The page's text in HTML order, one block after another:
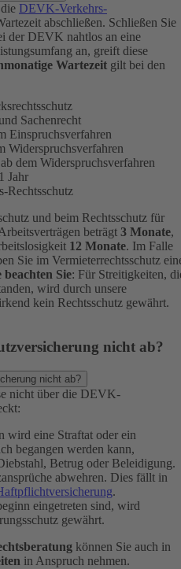
DEVK-Verkehrs-
abschließen. Schließen Sie
der DEVK nahtlos an eine
an, greift diese
Wartezeit gilt bei den
Sachenrecht
Einspruchsverfahren
Widerspruchsverfahren
dem Widerspruchsverfahren
Jahr
Rechtsschutz
und beim Rechtsschutz für
beträgt 3 Monate,
12 Monate. Im Falle
Sie im Vermieterrechtsschutz
beachten Sie: Für Streitigkeiten,
wird durch unsere
kein Rechtsschutz gewährt.
nicht ab?
nicht ab?
nicht über die DEVK-
wird eine Straftat oder ein
begangen werden kann,
Betrug oder Beleidigung.
abwehren. Dies fällt in
.
eingetreten sind, wird
gewährt.
können Sie auch in
in Anspruch nehmen.